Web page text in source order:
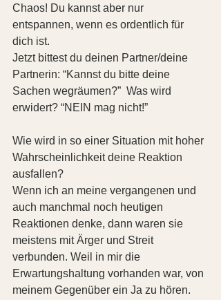
Chaos! Du kannst aber nur
entspannen, wenn es ordentlich für
dich ist.
Jetzt bittest du deinen Partner/deine
Partnerin: “Kannst du bitte deine
Sachen wegräumen?”  Was wird
erwidert? “NEIN mag nicht!”
Wie wird in so einer Situation mit hoher
Wahrscheinlichkeit deine Reaktion
ausfallen?
Wenn ich an meine vergangenen und
auch manchmal noch heutigen
Reaktionen denke, dann waren sie
meistens mit Ärger und Streit
verbunden. Weil in mir die
Erwartungshaltung vorhanden war, von
meinem Gegenüber ein Ja zu hören.